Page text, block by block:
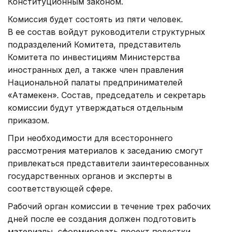
Комиссия будет состоять из пяти человек.
В ее состав войдут руководители структурных
подразделений Комитета, представитель
Комитета по инвестициям Министерства
иностранных дел, а также член правления
Национальной палаты предпринимателей
«Атамекен». Состав, председатель и секретарь
комиссии будут утверждаться отдельным
приказом.
При необходимости для всестороннего
рассмотрения материалов к заседанию смогут
привлекаться представители заинтересованных
государственных органов и эксперты в
соответствующей сфере.
Рабочий орган комиссии в течение трех рабочих
дней после ее создания должен подготовить